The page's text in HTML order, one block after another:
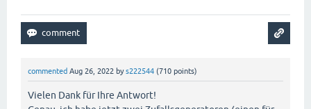
commented Aug 26, 2022 bys222544 (710 points)
Vielen Dank für Ihre Antwort!